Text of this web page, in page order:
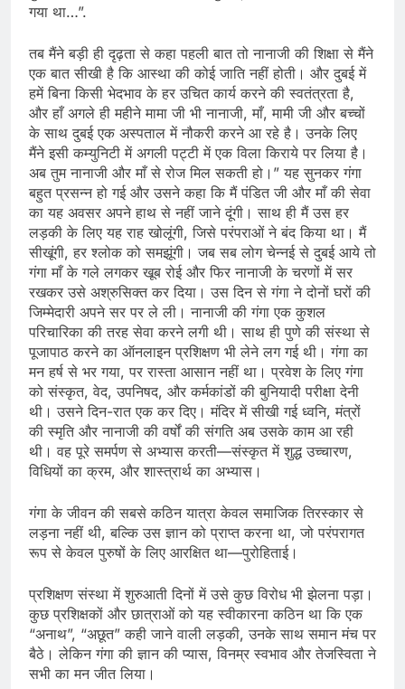
गया था…”.
तब मैंने बड़ी ही दृढ़ता से कहा पहली बात तो नानाजी की शिक्षा से मैंने
एक बात सीखी है कि आस्था की कोई जाति नहीं होती। और दुबई में
हमें बिना किसी भेदभाव के हर उचित कार्य करने की स्वतंत्रता है,
और हाँ अगले ही महीने मामा जी भी नानाजी, माँ, मामी जी और बच्चों
के साथ दुबई एक अस्पताल में नौकरी करने आ रहे है। उनके लिए
मैंने इसी कम्युनिटी में अगली पट्टी में एक विला किराये पर लिया है।
अब तुम नानाजी और माँ से रोज मिल सकती हो।” यह सुनकर गंगा
बहुत प्रसन्न हो गई और उसने कहा कि मैं पंडित जी और माँ की सेवा
का यह अवसर अपने हाथ से नहीं जाने दूंगी। साथ ही मैं उस हर
लड़की के लिए यह राह खोलूंगी, जिसे परंपराओं ने बंद किया था। मैं
सीखूंगी, हर श्लोक को समझूंगी। जब सब लोग चेन्नई से दुबई आये तो
गंगा माँ के गले लगकर खूब रोई और फिर नानाजी के चरणों में सर
रखकर उसे अश्रुसिक्त कर दिया। उस दिन से गंगा ने दोनों घरों की
जिम्मेदारी अपने सर पर ले ली। नानाजी की गंगा एक कुशल
परिचारिका की तरह सेवा करने लगी थी। साथ ही पुणे की संस्था से
पूजापाठ करने का ऑनलाइन प्रशिक्षण भी लेने लग गई थी। गंगा का
मन हर्ष से भर गया, पर रास्ता आसान नहीं था। प्रवेश के लिए गंगा
को संस्कृत, वेद, उपनिषद, और कर्मकांडों की बुनियादी परीक्षा देनी
थी। उसने दिन-रात एक कर दिए। मंदिर में सीखी गई ध्वनि, मंत्रों
की स्मृति और नानाजी की वर्षों की संगति अब उसके काम आ रही
थी। वह पूरे समर्पण से अभ्यास करती—संस्कृत में शुद्ध उच्चारण,
विधियों का क्रम, और शास्त्रार्थ का अभ्यास।
गंगा के जीवन की सबसे कठिन यात्रा केवल समाजिक तिरस्कार से
लड़ना नहीं थी, बल्कि उस ज्ञान को प्राप्त करना था, जो परंपरागत
रूप से केवल पुरुषों के लिए आरक्षित था—पुरोहिताई।
प्रशिक्षण संस्था में शुरुआती दिनों में उसे कुछ विरोध भी झेलना पड़ा।
कुछ प्रशिक्षकों और छात्राओं को यह स्वीकारना कठिन था कि एक
“अनाथ”, “अछूत” कही जाने वाली लड़की, उनके साथ समान मंच पर
बैठे। लेकिन गंगा की ज्ञान की प्यास, विनम्र स्वभाव और तेजस्विता ने
सभी का मन जीत लिया।